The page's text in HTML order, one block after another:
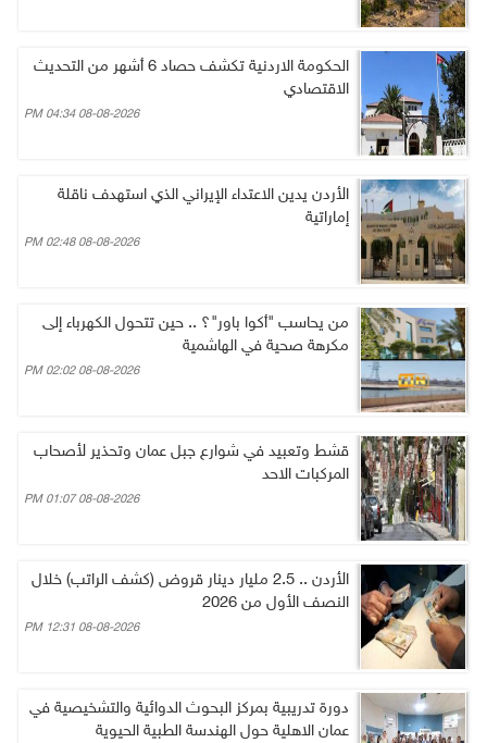
الحكومة الاردنية تكشف حصاد 6 أشهر من التحديث
الاقتصادي
08-08-2026 04:34 PM
الأردن يدين الاعتداء الإيراني الذي استهدف ناقلة
إماراتية
08-08-2026 02:48 PM
من يحاسب "أكوا باور"؟ .. حين تتحول الكهرباء إلى
مكرهة صحية في الهاشمية
08-08-2026 02:02 PM
قشط وتعبيد في شوارع جبل عمان وتحذير لأصحاب
المركبات الاحد
08-08-2026 01:07 PM
الأردن .. 2.5 مليار دينار قروض (كشف الراتب) خلال
النصف الأول من 2026
08-08-2026 12:31 PM
دورة تدريبية بمركز البحوث الدوائية والتشخيصية في
عمان الاهلية حول الهندسة الطبية الحيوية